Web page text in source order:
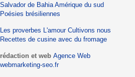
Salvador de Bahia Amérique du sud
Poésies brésiliennes
Les proverbes L'amour Cultivons nous
Recettes de cusine avec du fromage
rédaction et web Agence Web
webmarketing-seo.fr